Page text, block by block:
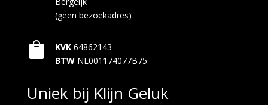
(geen bezoekadres)
 KVK 64862143
BTW NL001174077B75
Uniek bij Klijn Geluk